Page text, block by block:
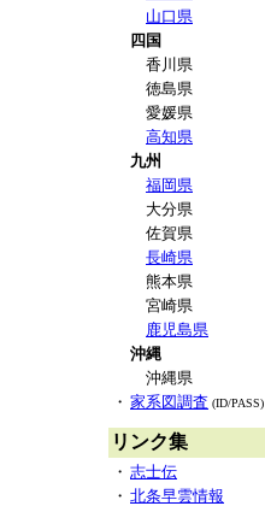
山口県
四国
香川県
徳島県
愛媛県
高知県
九州
福岡県
大分県
佐賀県
長崎県
熊本県
宮崎県
鹿児島県
沖縄
沖縄県
・ 家系図調査 (ID/PASS)
リンク集
・ 志士伝
・ 北条早雲情報